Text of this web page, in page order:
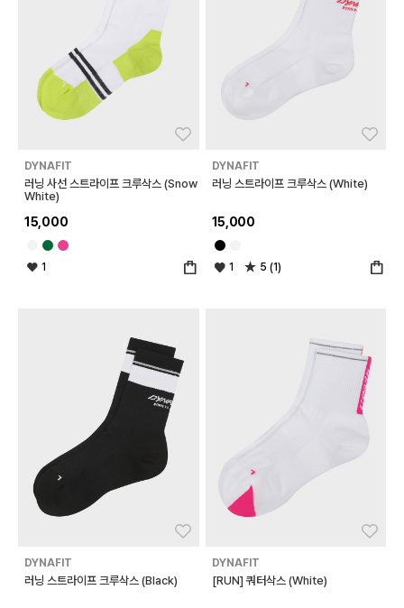
DYNAFIT
러닝 사선 스트라이프 크루삭스 (Snow
White)
15,000
1
DYNAFIT
러닝 스트라이프 크루삭스 (White)
15,000
1 5 (1)
DYNAFIT
러닝 스트라이프 크루삭스 (Black)
DYNAFIT
[RUN] 쿼터삭스 (White)